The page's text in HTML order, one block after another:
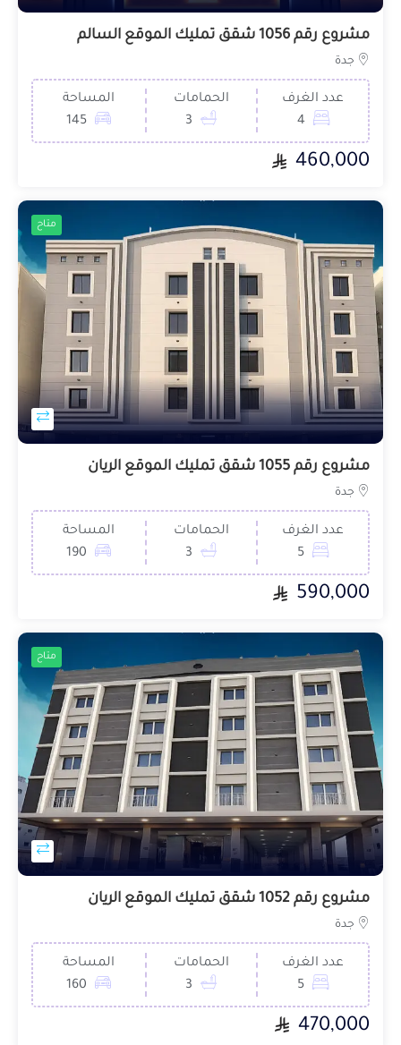
مشروع رقم 1056 شقق تمليك الموقع السالم
جدة
عدد الغرف
4
الحمامات
3
المساحة
145
460,000
متاح
مشروع رقم 1055 شقق تمليك الموقع الريان
جدة
عدد الغرف
5
الحمامات
3
المساحة
190
590,000
متاح
مشروع رقم 1052 شقق تمليك الموقع الريان
جدة
عدد الغرف
5
الحمامات
3
المساحة
160
470,000